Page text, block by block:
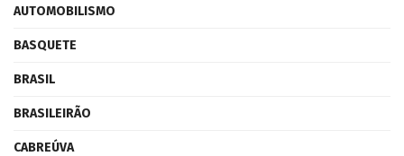
AUTOMOBILISMO
BASQUETE
BRASIL
BRASILEIRÃO
CABREÚVA